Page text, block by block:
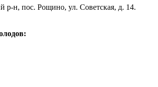
р-н, пос. Рощино, ул. Советская, д. 14.